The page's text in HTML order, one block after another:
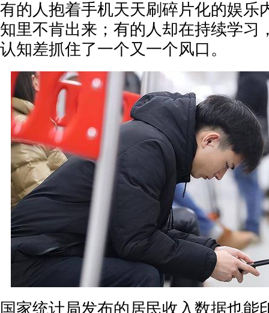
有的人抱着手机天天刷碎片化的娱乐
知里不肯出来；有的人却在持续学习
认知差抓住了一个又一个风口。
国家统计局发布的居民收入数据也能